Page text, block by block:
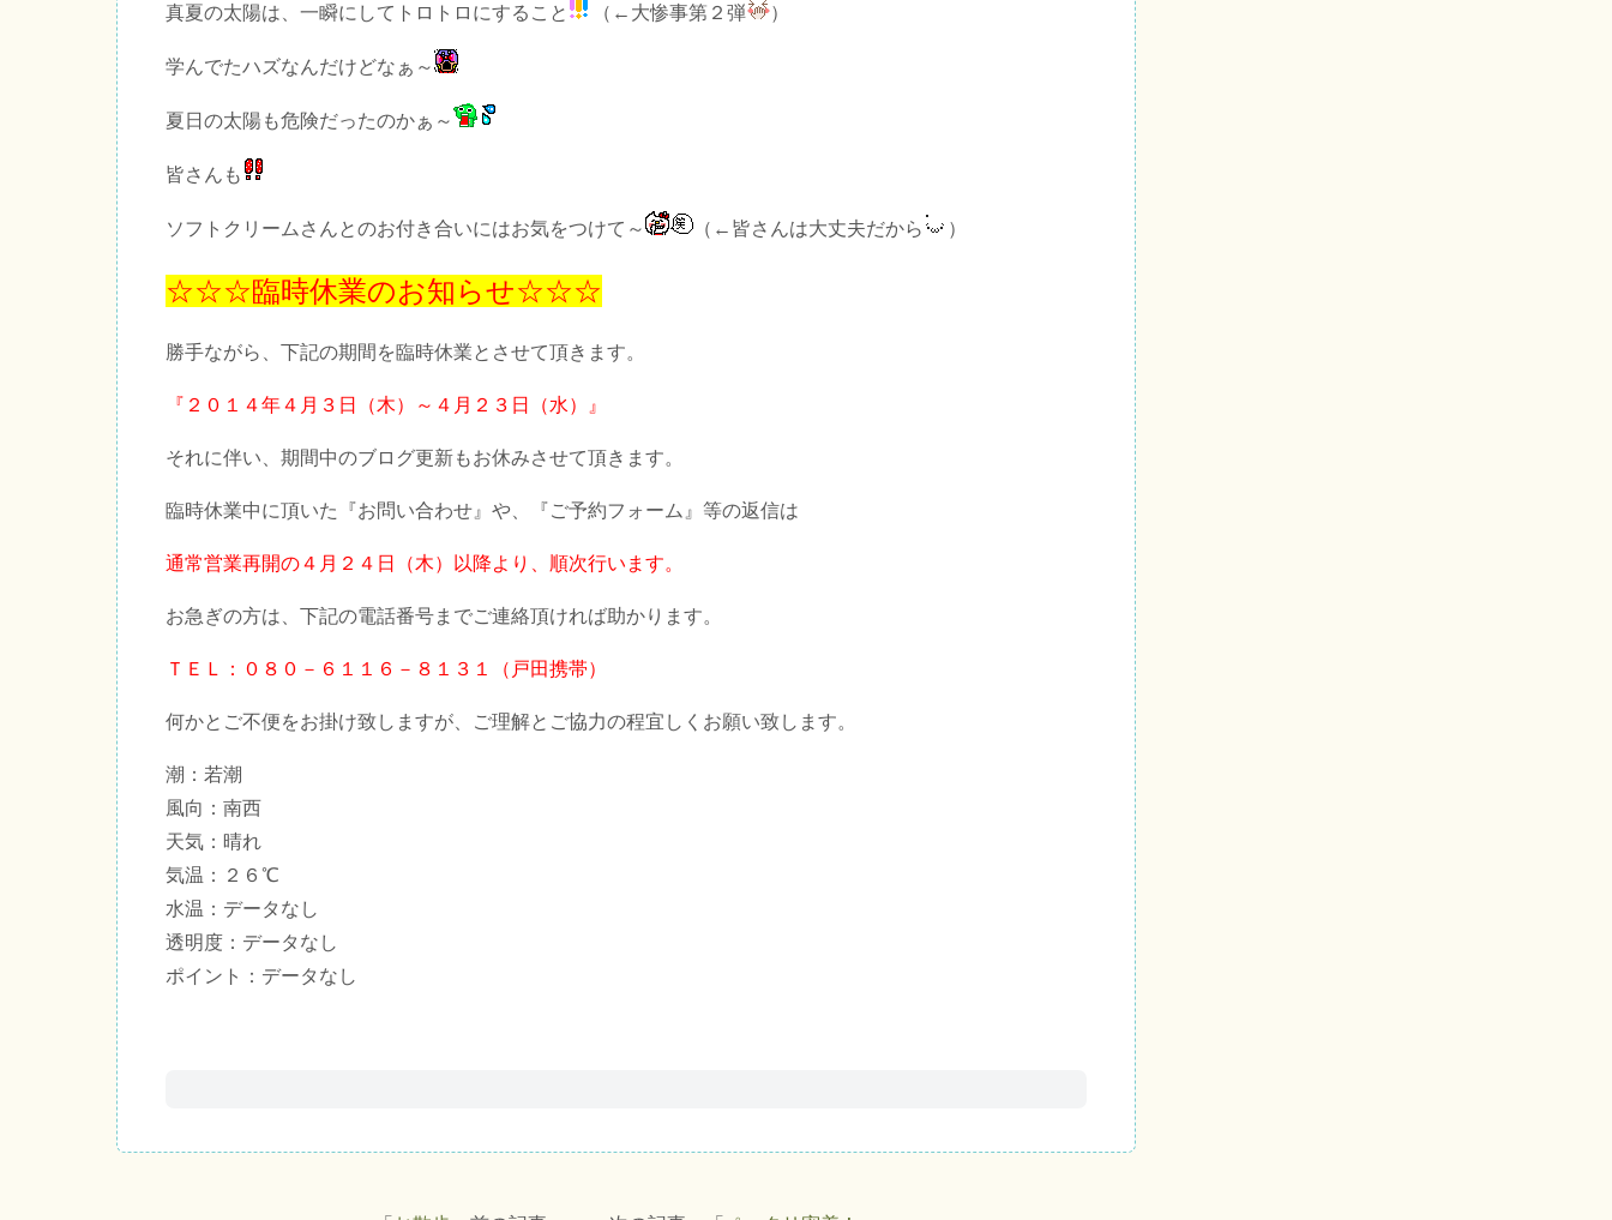
真夏の太陽は、一瞬にしてトロトロにすること （←大惨事第２弾 ）
学んでたハズなんだけどなぁ～
夏日の太陽も危険だったのかぁ～
皆さんも
ソフトクリームさんとのお付き合いにはお気をつけて～ （←皆さんは大丈夫だから ）
☆☆☆臨時休業のお知らせ☆☆☆
勝手ながら、下記の期間を臨時休業とさせて頂きます。
『２０１４年４月３日（木）～４月２３日（水）』
それに伴い、期間中のブログ更新もお休みさせて頂きます。
臨時休業中に頂いた『お問い合わせ』や、『ご予約フォーム』等の返信は
通常営業再開の４月２４日（木）以降より、順次行います。
お急ぎの方は、下記の電話番号までご連絡頂ければ助かります。
ＴＥＬ：０８０－６１１６－８１３１（戸田携帯）
何かとご不便をお掛け致しますが、ご理解とご協力の程宜しくお願い致します。
潮：若潮
風向：南西
天気：晴れ
気温：２６℃
水温：データなし
透明度：データなし
ポイント：データなし